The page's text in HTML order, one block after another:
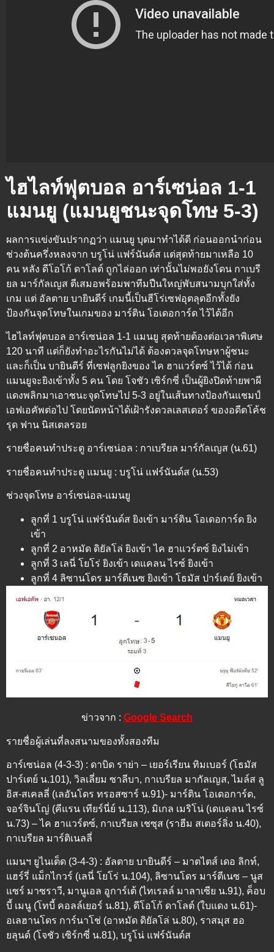
ไฮไลท์ฟุตบอล อาร์เซน่อล 1-1
แมนยู (แมนยูชนะจุดโทษ 5-3)
ผลการแข่งขันปรากฏว่า แมนยู บุดมาทำได้ดี ก่อนออกนำก่อน
ช่วงต้นครึ่งหลงจาก บรูโน่ แฟร์นันด์ส แต่สุดท้ายมาเหลือ 10
คน หลัง ดีโอโก้ ดาโลต์ ถูกไล่ออก เท่านั้นไม่พอยังโดน กาเบรี
ยล มาร์กัลเญส ตีเสมอพร้อมพาทีมปืนใหญ่พับสนามบุกใส่ทั้ง
เกม แต่ อัลตาย บายินดีร์ เกมนี้เป็นฮีโร่เซฟอุตลุตอีกทั้งยัง
ป้องกันจุดโทษในเกมของ มาร์ติน โอเดอการ์ด ไว้ได้อีก
ไฮไลท์ฟุตบอล อาร์เซน่อล 1-1 แมนยู สุดท้ายต้องต่อเวลาพิเศษ
120 นาที แต่ก็ยังทำอะไรกันไม่ได้ ต้องดวลจุดโทษหาผู้ชนะ
และก็เป็น บายินดีร์ ที่เซฟลูกยิงของ ไค ฮาแวร์ตซ์ ไว้ได้ ก่อน
แมนยูจะยิงเข้าทั้ง 5 คน โดย โจชัว เซิร์กซี่ เป็นผู้ยิงปิดท้ายพาผี
แดงพลิกมาเอาชนะจุดโทษไป 5-3 อยู่ในเส้นทางป้องกันแชมป์
เอฟเอคัพต่อไป โดยนัดหน้าได้เฝ้ารังดวลเลสเตอร์ ของอดีตโค้ช
รุด ฟาน นิสเตลรอย
รายชื่อคนทำประตู อาร์เซน่อล : กาเบรียล มาร์กัลเญส (น.61)
รายชื่อคนทำประตู แมนยู : บรูโน่ แฟร์นันด์ส (น.53)
ช่วงจุดโทษ อาร์เซน่อล-แมนยู
ลูกที่ 1 บรูโน่ แฟร์นันด์ส ยิงเข้า มาร์ติน โอเดอการ์ด ยิง
เข้า
ลูกที่ 2 อาหมัด ดิยัลโล่ ยิงเข้า ไค ฮาแวร์ตซ์ ยิงไม่เข้า
ลูกที่ 3 เลนี่ โยโร่ ยิงเข้า เดแคลน ไรซ์ ยิงเข้า
ลูกที่ 4 ลิซานโดร มาร์ตีเนซ ยิงเข้า โธมัส ปาร์เตย์ ยิงเข้า
ข่าวจาก : Google Search
รายชื่อผู้เล่นที่ลงสนามของทั้งสองทีม
อาร์เซน่อล (4-3-3) : ดาบิด ราย่า – เยอร์เรียน ทิมเบอร์ (โธมัส
ปาร์เตย์ น.101), วิลเลี่ยม ซาลีบา, กาเบรียล มากัลเญส, ไมล์ส ลู
อิส-สเคลลี่ (เลอันโดร ทรอสซาร์ น.91)- มาร์ติน โอเดอการ์ด,
จอร์จินโญ่ (คีแรน เทียร์นี่ย์ น.113), มิเกล เมริโน่ (เดแคลน ไรซ์
น.73) – ไค ฮาแวร์ตซ์, กาเบรียล เชซุส (ราฮีม สเตอร์ลิ่ง น.40),
กาเบรียล มาร์ติเนลลี่
แมนฯ ยูไนเต็ด (3-4-3) : อัลตาย บายินดีร์ – มาตไตส์ เดอ ลิกท์,
แฮร์รี่ แม็กไกวร์ (เลนี่ โยโร่ น.104), ลิซานโดร มาร์ตีเนซ – นูส
แซร์ มาซราวี, มานูเอล อูการ์เต้ (ไทเรลล์ มาลาเซีย น.91), ค็อบ
บี้ เมนู (โทบี้ คอลล์เยอร์ น.81), ดีโอโก้ ดาโลต์ (ใบแดง น.61)-
อเลฮานโดร การ์นาโช่ (อาหมัด ดิยัลโล่ น.80), ราสมุส ฮอ
ยลุนด์ (โจชัว เซิร์กซี่ น.81), บรูโน่ แฟร์นันด์ส